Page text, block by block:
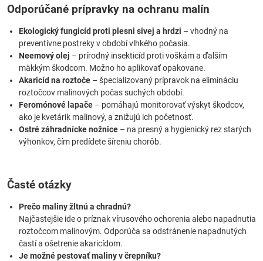
Odporúčané prípravky na ochranu malín
Ekologický fungicíd proti plesni sivej a hrdzi – vhodný na
preventívne postreky v období vlhkého počasia.
Neemový olej – prírodný insekticíd proti voškám a ďalším
mäkkým škodcom. Možno ho aplikovať opakovane.
Akaricíd na roztoče – špecializovaný prípravok na elimináciu
roztočcov malinových počas suchých období.
Feromónové lapače – pomáhajú monitorovať výskyt škodcov,
ako je kvetárik malinový, a znižujú ich početnosť.
Ostré záhradnícke nožnice – na presný a hygienický rez starých
výhonkov, čím predídete šíreniu chorôb.
Časté otázky
Prečo maliny žltnú a chradnú?
Najčastejšie ide o príznak vírusového ochorenia alebo napadnutia
roztočcom malinovým. Odporúča sa odstránenie napadnutých
častí a ošetrenie akaricídom.
Je možné pestovať maliny v črepníku?